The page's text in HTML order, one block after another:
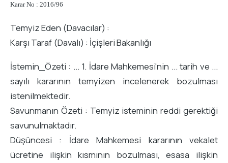
Karar No : 2016/96
Temyiz Eden (Davacılar) :
Karşı Taraf (Davalı) : İçişleri Bakanlığı
İstemin_Özeti : ... 1. İdare Mahkemesi'nin ... tarih ve ...
sayılı kararının temyizen incelenerek bozulması
istenilmektedir.
Savunmanın Özeti : Temyiz isteminin reddi gerektiği
savunulmaktadır.
Düşüncesi : İdare Mahkemesi kararının vekalet
ücretine ilişkin kısmının bozulması, esasa ilişkin